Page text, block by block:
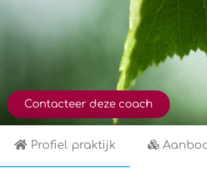
Contacteer deze coach
Profiel praktijk